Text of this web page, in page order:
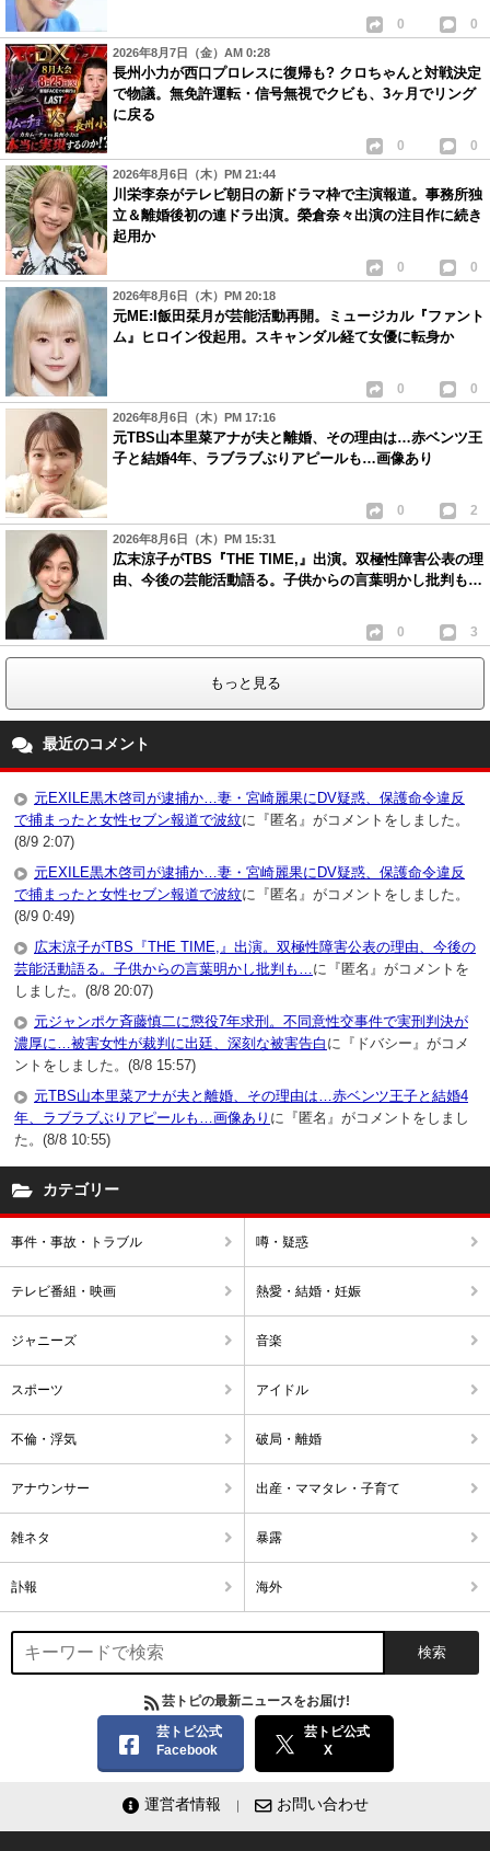
0 0
2026年8月7日（金）AM 0:28
長州小力が西口プロレスに復帰も? クロちゃんと対戦決定
で物議。無免許運転・信号無視でクビも、3ヶ月でリング
に戻る
0 0
2026年8月6日（木）PM 21:44
川栄李奈がテレビ朝日の新ドラマ枠で主演報道。事務所独
立＆離婚後初の連ドラ出演。榮倉奈々出演の注目作に続き
起用か
0 0
2026年8月6日（木）PM 20:18
元ME:I飯田栞月が芸能活動再開。ミュージカル『ファント
ム』ヒロイン役起用。スキャンダル経て女優に転身か
0 0
2026年8月6日（木）PM 17:16
元TBS山本里菜アナが夫と離婚、その理由は…赤ベンツ王
子と結婚4年、ラブラブぶりアピールも…画像あり
0 2
2026年8月6日（木）PM 15:31
広末涼子がTBS『THE TIME,』出演。双極性障害公表の理
由、今後の芸能活動語る。子供からの言葉明かし批判も…
0 3
もっと見る
最近のコメント
元EXILE黒木啓司が逮捕か…妻・宮崎麗果にDV疑惑、保護命令違反
で捕まったと女性セブン報道で波紋に『匿名』がコメントをしました。
(8/9 2:07)
元EXILE黒木啓司が逮捕か…妻・宮崎麗果にDV疑惑、保護命令違反
で捕まったと女性セブン報道で波紋に『匿名』がコメントをしました。
(8/9 0:49)
広末涼子がTBS『THE TIME,』出演。双極性障害公表の理由、今後の
芸能活動語る。子供からの言葉明かし批判も…に『匿名』がコメントを
しました。(8/8 20:07)
元ジャンポケ斉藤慎二に懲役7年求刑。不同意性交事件で実刑判決が
濃厚に…被害女性が裁判に出廷、深刻な被害告白 に『ドバシー』がコメ
ントをしました。(8/8 15:57)
元TBS山本里菜アナが夫と離婚、その理由は…赤ベンツ王子と結婚4
年、ラブラブぶりアピールも…画像あり に『匿名』がコメントをしまし
た。(8/8 10:55)
カテゴリー
事件・事故・トラブル 噂・疑惑
テレビ番組・映画 熱愛・結婚・妊娠
ジャニーズ 音楽
スポーツ アイドル
不倫・浮気 破局・離婚
アナウンサー 出産・ママタレ・子育て
雑ネタ 暴露
訃報 海外
芸トピの最新ニュースをお届け!
芸トピ公式
Facebook
芸トピ公式
X
運営者情報 お問い合わせ